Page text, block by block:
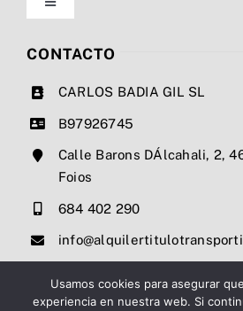
Condiciones de uso
Toggle
Navigation
Nosotros
Precios
Contacto
CONTACTO
CARLOS BADIA GIL SL
B97926745
Calle Barons DÁlcahali, 2,
Foios
684 402 290
Usamos cookies para asegurar
experiencia en nuestra web. Si